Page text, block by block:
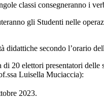
classi consegneranno i
gli Studenti nelle
secondo l’orario
elettori presentatori delle
Luisella Muciaccia):
2023.